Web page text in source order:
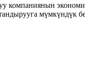
компаниянын
мүмкүндүк